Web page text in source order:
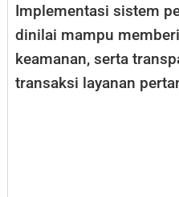
Implementasi sistem
dinilai mampu
keamanan, serta
transaksi layanan